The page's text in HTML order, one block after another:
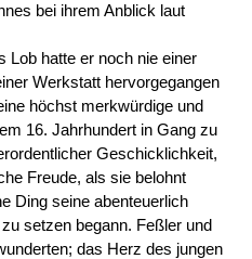
bei ihrem Anblick laut
Lob hatte er noch nie einer
Werkstatt hervorgegangen
höchst merkwürdige und
16. Jahrhundert in Gang zu
Geschicklichkeit,
Freude, als sie belohnt
Ding seine abenteuerlich
setzen begann. Feßler und
das Herz des jungen